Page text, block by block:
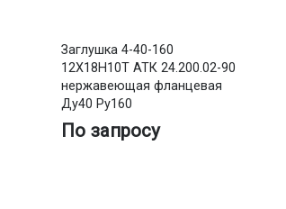
Заглушка 4-40-160
12Х18Н10Т АТК 24.200.02-90
нержавеющая фланцевая
Ду40 Ру160
По запросу